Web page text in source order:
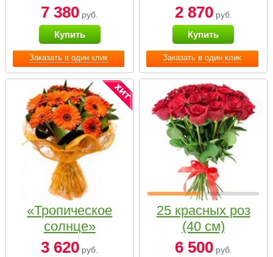
Заказать в один клик
7 380 руб.
Купить
Заказать в один клик
2 870руб.
Купить
«Тропическое
солнце»
3 620 руб.
25 красных роз
(40 см)
6 500руб.